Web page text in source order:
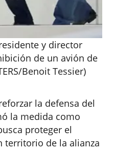
y director
de un avión de
Benoit Tessier)
la defensa del
la medida como
proteger el
territorio de la alianza